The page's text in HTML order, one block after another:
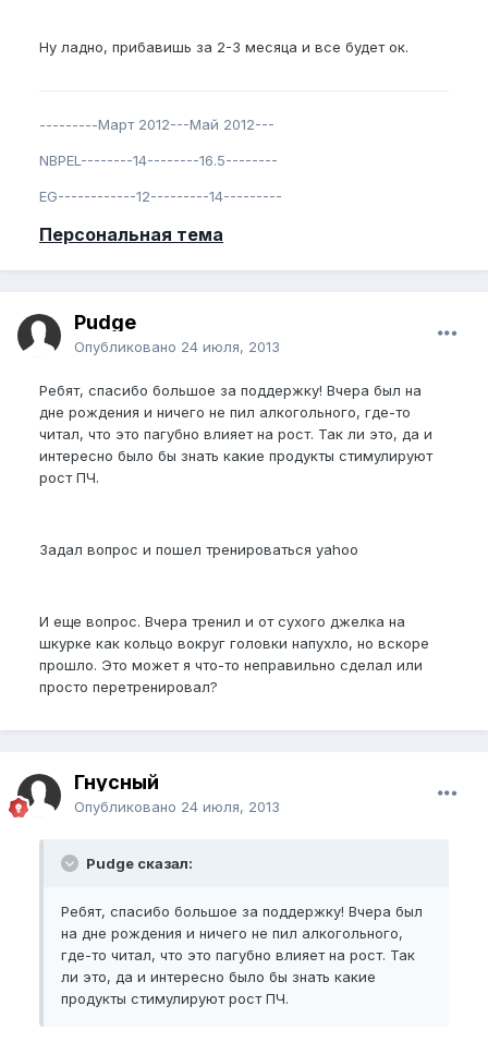
Ну ладно, прибавишь за 2-3 месяца и все будет ок.
---------Март 2012---Май 2012---
NBPEL--------14--------16.5--------
EG------------12---------14---------
Персональная тема
Pudge
Опубликовано 24 июля, 2013
Ребят, спасибо большое за поддержку! Вчера был на
дне рождения и ничего не пил алкогольного, где-то
читал, что это пагубно влияет на рост. Так ли это, да и
интересно было бы знать какие продукты стимулируют
рост ПЧ.
Задал вопрос и пошел тренироваться yahoo
И еще вопрос. Вчера тренил и от сухого джелка на
шкурке как кольцо вокруг головки напухло, но вскоре
прошло. Это может я что-то неправильно сделал или
просто перетренировал?
Гнусный
Опубликовано 24 июля, 2013
Pudge сказал:
Ребят, спасибо большое за поддержку! Вчера был
на дне рождения и ничего не пил алкогольного,
где-то читал, что это пагубно влияет на рост. Так
ли это, да и интересно было бы знать какие
продукты стимулируют рост ПЧ.